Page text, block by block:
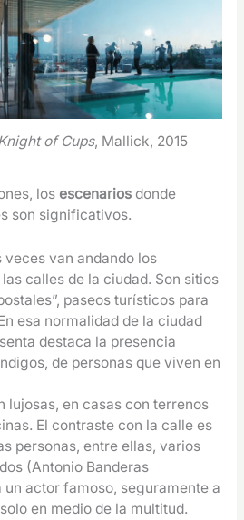
of Cups, Mallick, 2015
los escenariosdonde
son significativos.
veces van andando los
calles de la ciudad. Son sitios
paseos turísticos para
esa normalidad de la ciudad
destaca la presencia
de personas que viven en
lujosas, en casas con terrenos
El contraste con la calle es
personas, entre ellas, varios
(Antonio Banderas
un actor famoso, seguramente a
en medio de la multitud.